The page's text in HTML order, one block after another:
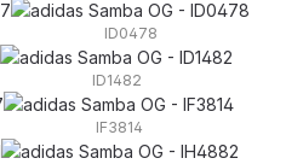
ID0478
ID1482
IF3814